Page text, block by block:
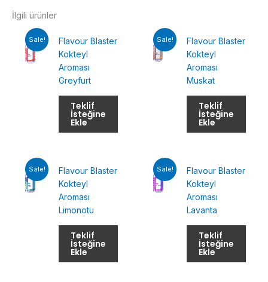
İlgili ürünler
Sale!
Flavour Blaster
Kokteyl
Aroması
Greyfurt
Teklif
İsteğine
Ekle
Sale!
Flavour Blaster
Kokteyl
Aroması
Muskat
Teklif
İsteğine
Ekle
Sale!
Flavour Blaster
Kokteyl
Aroması
Limonotu
Teklif
İsteğine
Ekle
Sale!
Flavour Blaster
Kokteyl
Aroması
Lavanta
Teklif
İsteğine
Ekle